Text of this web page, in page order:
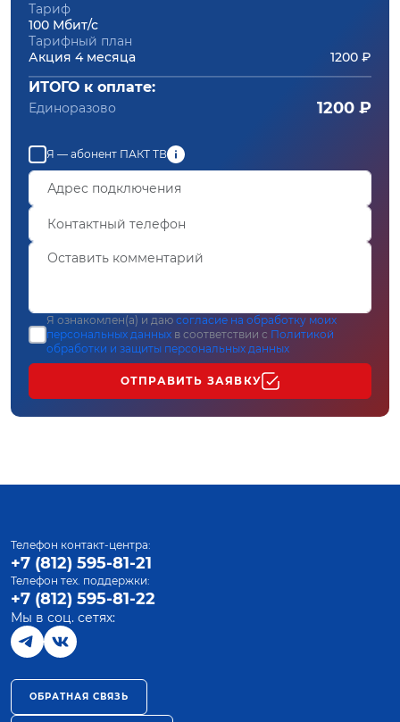
Тариф
100 Мбит/с
Тарифный план
Акция 4 месяца
1200 ₽
ИТОГО к оплате:
Единоразово 1200 ₽
Я — абонент ПАКТ ТВ
Я ознакомлен(а) и даю согласие на обработку моих
персональных данных в соответствии с Политикой
обработки и защиты персональных данных
ОТПРАВИТЬ ЗАЯВКУ
Телефон контакт-центра:
+7 (812) 595-81-21
Телефон тех. поддержки:
+7 (812) 595-81-22
Мы в соц. сетях:
ОБРАТНАЯ СВЯЗЬ